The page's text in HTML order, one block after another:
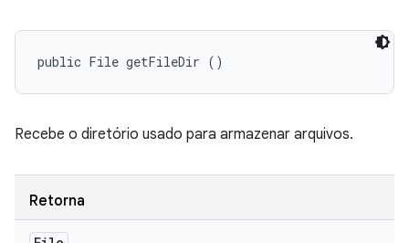
public File getFileDir ()
Recebe o diretório usado para armazenar arquivos.
Retorna